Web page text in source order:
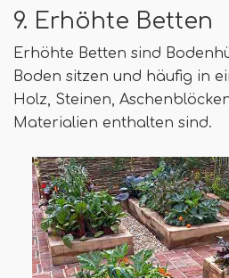
9. Erhöhte Betten
Erhöhte Betten sind
Boden sitzen und häufig in
Holz, Steinen,
Materialien enthalten sind.